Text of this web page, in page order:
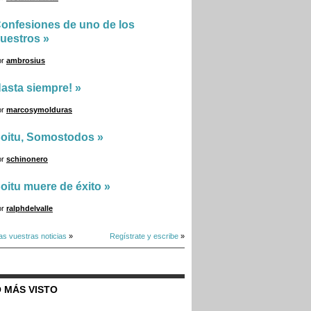
de uno de los
»
ambrosius
siempre! »
marcosymolduras
Somostodos »
schinonero
muere de éxito »
ralphdelvalle
vuestras noticias » Regístrate y escribe »
MÁS VISTO